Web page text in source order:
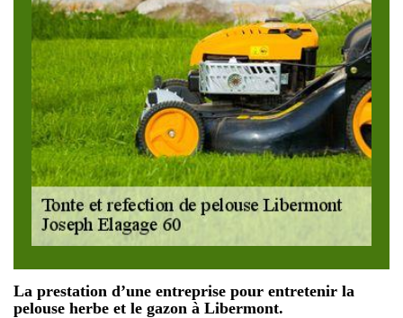
La prestation d’une entreprise pour entretenir la
pelouse herbe et le gazon à Libermont.